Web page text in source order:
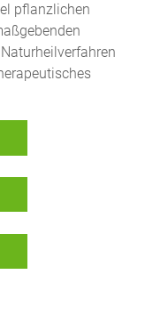
pflanzlichen